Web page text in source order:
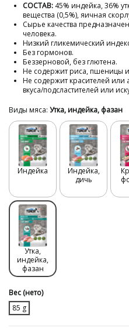
СОСТАВ: 45% индейка, 36%
вещества (0,5%), яичная
Сырье качества
человека.
Низкий гликемический
Без гормонов.
Беззерновой, без глютена.
Не содержит риса, пшеницы
Не содержит красителей или
вкуса/подсластителей или
Виды мяса: Утка, индейка, фазан
Индейка
Индейка,
дичь
Утка,
индейка,
фазан
Вec (нето)
85 g